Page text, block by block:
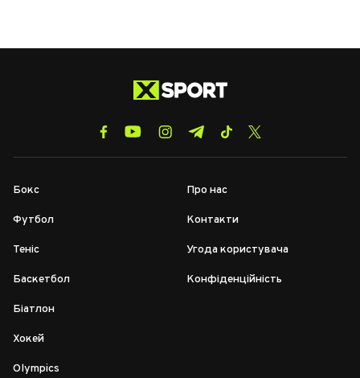
Бокс
Футбол
Теніс
Баскетбол
Біатлон
Хокей
Olympics
Про нас
Контакти
Угода користувача
Конфіденційність